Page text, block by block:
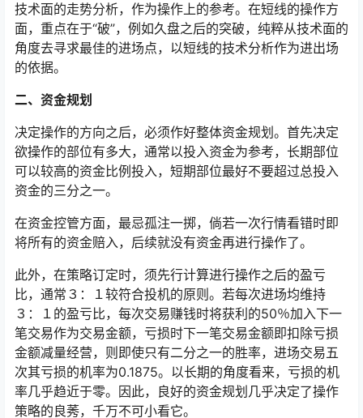
技术面的走势分析，作为操作上的参考。在短线的操作方
面，重点在于“破”，例如久盘之后的突破，纯粹从技术面的
角度去寻求最佳的进场点，以短线的技术分析作为进出场
的依据。
二、资金规划
决定操作的方向之后，必须作好整体资金规划。首先决定
欲操作的部位有多大，通常以投入资金为参考，长期部位
可以较高的资金比例投入，短期部位最好不要超过总投入
资金的三分之一。
在资金控管方面，最忌孤注一掷，倘若一次行情看错时即
将所有的资金赔入，后续就没有资金再进行操作了。
此外，在策略订定时，须先行计算进行操作之后的盈亏
比，通常３：１较符合投机的原则。若每次进场均维持
３：１的盈亏比，每次交易赚钱时将获利的50％加入下一
笔交易作为交易金额，亏损时下一笔交易金额即扣除亏损
金额减量经营，则即使只有二分之一的胜率，进场交易五
次其亏损的机率为0.1875。以长期的角度看来，亏损的机
率几乎趋近于零。因此，良好的资金规划几乎决定了操作
策略的良莠，千万不可小看它。